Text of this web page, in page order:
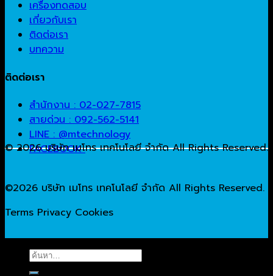
เครื่องทดสอบ
เกี่ยวกับเรา
ติดต่อเรา
บทความ
ติดต่อเรา
สำนักงาน : 02-027-7815
สายด่วน : 092-562-5141
LINE : @mtechnology
FACEBOOK
© 2026 บริษัท เมโทร เทคโนโลยี จำกัด All Rights Reserved.
©2026 บริษัท เมโทร เทคโนโลยี จำกัด All Rights Reserved.
Terms Privacy Cookies
ค้นหา: